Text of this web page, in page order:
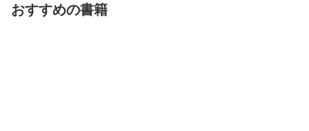
おすすめの書籍